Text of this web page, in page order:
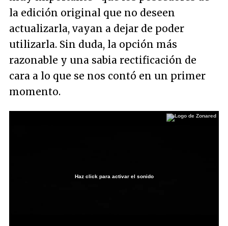
la edición original que no deseen
actualizarla, vayan a dejar de poder
utilizarla. Sin duda, la opción más
razonable y una sabia rectificación de
cara a lo que se nos contó en un primer
momento.
Haz click para activar el sonido